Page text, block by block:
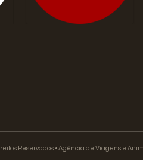
Reservados • Agência de Viagens e